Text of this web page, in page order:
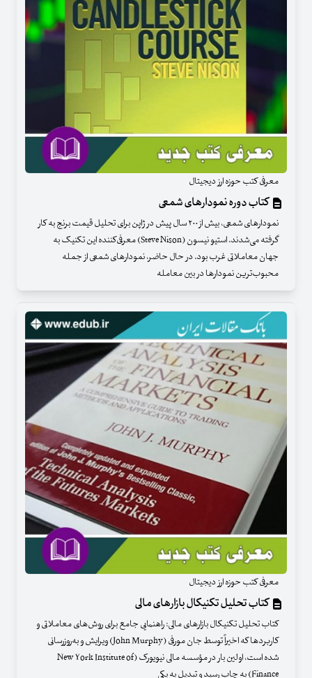
معرفی کتب حوزه ارز دیجیتال
کتاب دوره نمودارهای شمعی
نمودارهای شمعی، بیش از ۲۰۰ سال پیش در ژاپن برای تحلیل قیمت برنج به کار
گرفته می‌شدند. استیو نیسون (Steve Nison) معرفی‌کننده این تکنیک به
جهان معاملاتی غرب بود. در حال حاضر، نمودارهای شمعی از جمله
محبوب‌ترین نمودارها در بین معامله‌
معرفی کتب حوزه ارز دیجیتال
کتاب تحلیل تکنیکال بازارهای مالی
کتاب تحلیل تکنیکال بازارهای مالی: راهنمایی جامع برای روش‌های معاملاتی و
کاربردها که اخیراً توسط جان مورفی (John Murphy) ویرایش و به‌روزرسانی
شده است، اولین بار در مؤسسه مالی نیویورک (New York Institute of
Finance) به چاپ رسید و تبدیل به یکی